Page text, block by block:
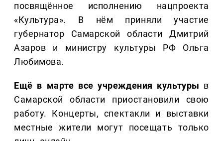
посвящённое исполнению нацпроекта
«Культура». В нём приняли участие
губернатор Самарской области Дмитрий
Азаров и министру культуры РФ Ольга
Любимова.
Ещё в марте все учреждения культуры в
Самарской области приостановили свою
работу. Концерты, спектакли и выставки
местные жители могут посещать только